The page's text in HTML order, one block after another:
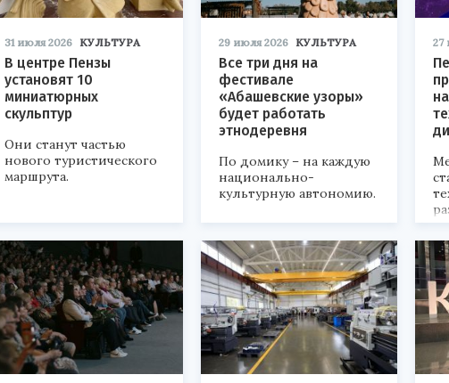
31 июля 2026 КУЛЬТУРА
В центре Пензы
установят 10
миниатюрных
скульптур
Они станут частью
нового туристического
маршрута.
29 июля 2026 КУЛЬТУРА
Все три дня на
фестивале
«Абашевские узоры»
будет работать
этнодеревня
По домику – на каждую
национально-
культурную автономию.
27